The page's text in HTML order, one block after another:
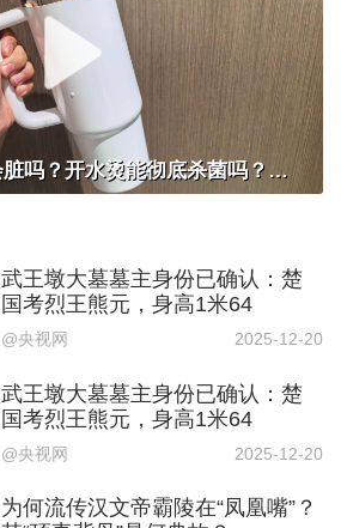
只装白开水就不会脏吗？开水烫能彻底杀菌吗？感控专家详解“吸管杯”藏菌真相｜都视频·热观察
武王墩大墓墓主身份已确认：楚
国考烈王熊元，身高1米64
@央视网 2025-12-20
武王墩大墓墓主身份已确认：楚
国考烈王熊元，身高1米64
@央视网 2025-12-20
为何流传汉文帝霸陵在“凤凰嘴”？